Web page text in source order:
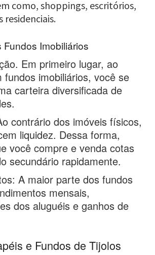
como, shoppings, escritórios,
residenciais.
Imobiliários
Em primeiro lugar, ao
fundos imobiliários, você se
carteira diversificada de
contrário dos imóveis físicos,
liquidez. Dessa forma,
você compre e venda cotas
secundário rapidamente.
A maior parte dos fundos
mensais,
dos aluguéis e ganhos de
e Fundos de Tijolos